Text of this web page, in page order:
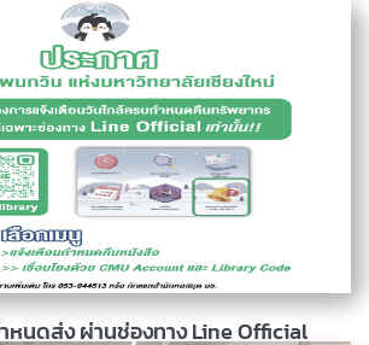
เอง (Renew Online) คลิกเข้าใช้บริการ ︎ รายการ
ต่อ เกินวันกำหนดส่ง จะไม่สามารถ Renew ได้ มี
ต้องนำหนังสือติดต่อชำระค่าปรับที่ห้องสมุด หลัง
ว ต้องส่งคืนทรัพยากรที่ห้องสมุดเท่านั้น renew
ยุการเป็นสมาชิก จะไม่สามารถยืมต่อได้ (ยืมได้
กอ่านรายละเอียดเพิ่มเติม
15.37 น. อ่านเพิ่มเติม
หนดส่ง ผ่านช่องทาง Line Official